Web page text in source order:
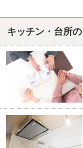
キッチン・台所